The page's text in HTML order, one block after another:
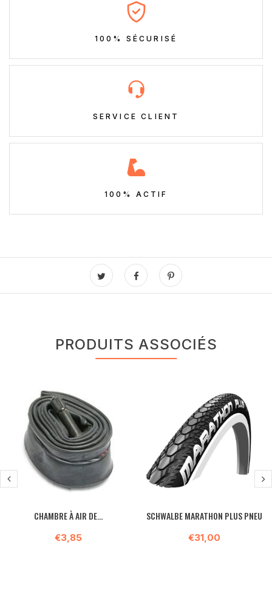
100% SÉCURISÉ
SERVICE CLIENT
100% ACTIF
PRODUITS ASSOCIÉS
CHAMBRE À AIR DE...
€3,85
SCHWALBE MARATHON PLUS PNEU
€31,00